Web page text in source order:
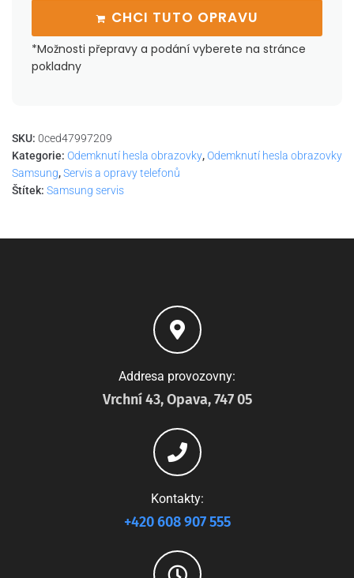
CHCI TUTO OPRAVU
*Možnosti přepravy a podání vyberete na stránce
pokladny
SKU: 0ced47997209
Kategorie: Odemknutí hesla obrazovky,Odemknutí hesla obrazovky
Samsung,Servis a opravy telefonů
Štítek: Samsung servis
Addresa provozovny:
Vrchní 43, Opava, 747 05
Kontakty:
+420 608 907 555